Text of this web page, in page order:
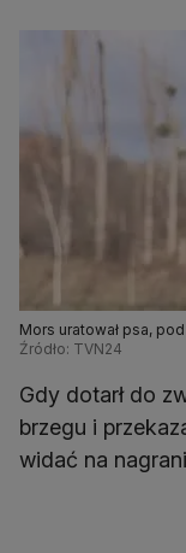
Mors uratował psa,
Źródło: TVN24
Gdy dotarł do
brzegu i
widać na